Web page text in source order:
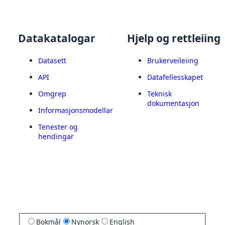
Datakatalogar
Datasett
API
Omgrep
Informasjonsmodellar
Tenester og
hendingar
Hjelp og rettleiing
Brukerveileiing
Datafellesskapet
Teknisk
dokumentasjon
Bokmål Nynorsk English